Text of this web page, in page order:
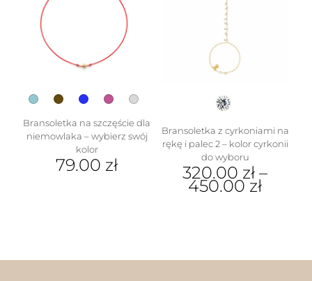
Opcje
można
wybrać
stronie
Bransoletka na szczęście dla
niemowlaka – wybierz swój
kolor
79.00 zł
można
Bransoletka z cyrkoniami na
rękę i palec 2 – kolor cyrkonii
do wyboru
320.00 zł –
450.00 zł